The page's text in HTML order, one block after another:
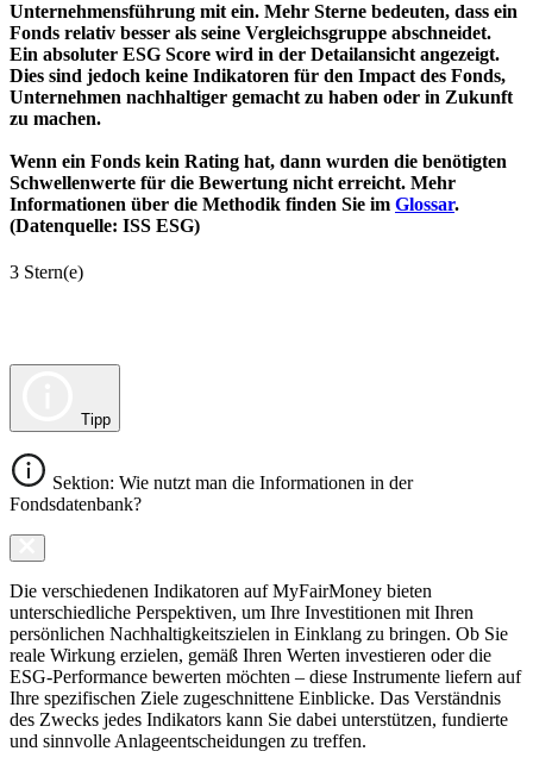
Unternehmensführung mit ein. Mehr Sterne bedeuten, dass ein
Fonds relativ besser als seine Vergleichsgruppe abschneidet.
Ein absoluter ESG Score wird in der Detailansicht angezeigt.
Dies sind jedoch keine Indikatoren für den Impact des Fonds,
Unternehmen nachhaltiger gemacht zu haben oder in Zukunft
zu machen.
Wenn ein Fonds kein Rating hat, dann wurden die benötigten
Schwellenwerte für die Bewertung nicht erreicht. Mehr
Informationen über die Methodik finden Sie im Glossar.
(Datenquelle: ISS ESG)
3 Stern(e)
Tipp
Sektion: Wie nutzt man die Informationen in der
Fondsdatenbank?
Die verschiedenen Indikatoren auf MyFairMoney bieten
unterschiedliche Perspektiven, um Ihre Investitionen mit Ihren
persönlichen Nachhaltigkeitszielen in Einklang zu bringen. Ob Sie
reale Wirkung erzielen, gemäß Ihren Werten investieren oder die
ESG-Performance bewerten möchten – diese Instrumente liefern auf
Ihre spezifischen Ziele zugeschnittene Einblicke. Das Verständnis
des Zwecks jedes Indikators kann Sie dabei unterstützen, fundierte
und sinnvolle Anlageentscheidungen zu treffen.